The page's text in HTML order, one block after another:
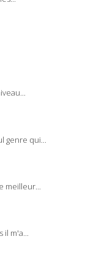
qui...
meilleur...
il m'a...